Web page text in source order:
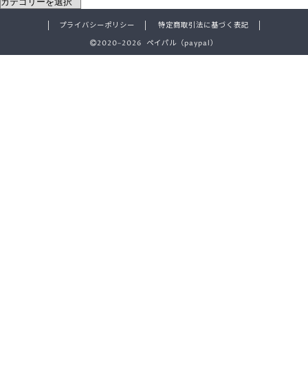
プライバシーポリシー
特定商取引法に基づく表記
2020–2026 ペイパル（paypal）